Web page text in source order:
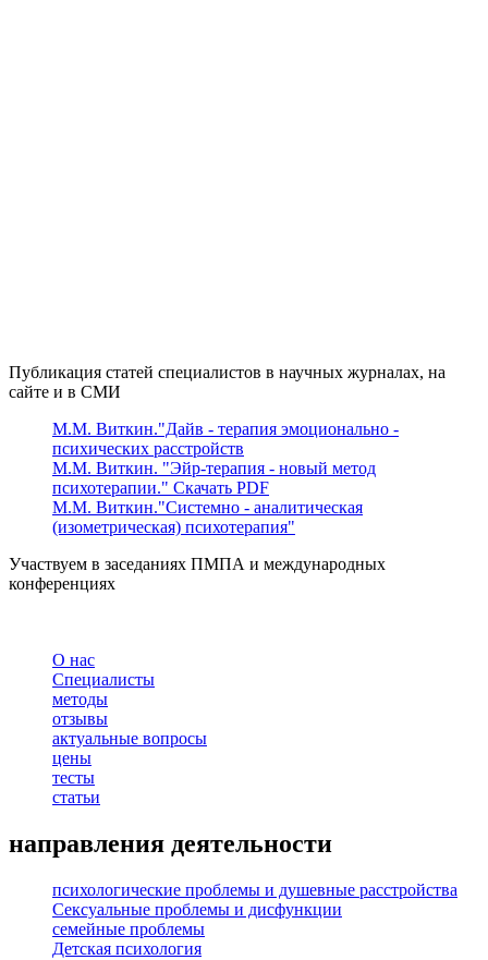
Публикация статей специалистов в научных журналах, на
сайте и в СМИ
М.М. Виткин."Дайв - терапия эмоционально -
психических расстройств
М.М. Виткин. "Эйр-терапия - новый метод
психотерапии." Скачать PDF
М.М. Виткин."Системно - аналитическая
(изометрическая) психотерапия"
Участвуем в заседаниях ПМПА и международных
конференциях
О нас
Специалисты
методы
отзывы
актуальные вопросы
цены
тесты
статьи
направления деятельности
психологические проблемы и душевные расстройства
Сексуальные проблемы и дисфункции
семейные проблемы
Детская психология